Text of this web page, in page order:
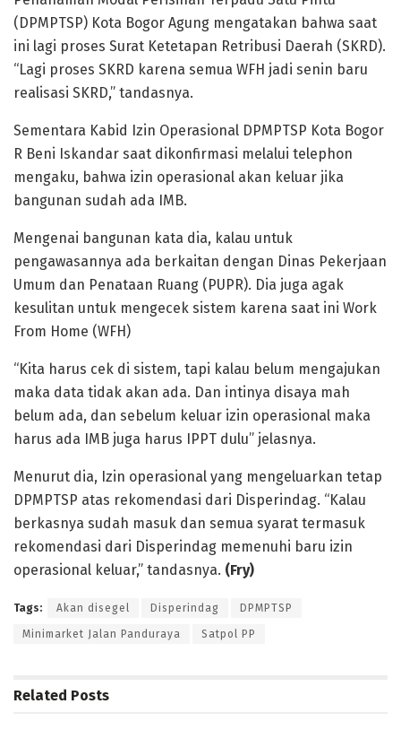
(DPMPTSP) Kota Bogor Agung mengatakan bahwa saat
ini lagi proses Surat Ketetapan Retribusi Daerah (SKRD).
“Lagi proses SKRD karena semua WFH jadi senin baru
realisasi SKRD,” tandasnya.
Sementara Kabid Izin Operasional DPMPTSP Kota Bogor
R Beni Iskandar saat dikonfirmasi melalui telephon
mengaku, bahwa izin operasional akan keluar jika
bangunan sudah ada IMB.
Mengenai bangunan kata dia, kalau untuk
pengawasannya ada berkaitan dengan Dinas Pekerjaan
Umum dan Penataan Ruang (PUPR). Dia juga agak
kesulitan untuk mengecek sistem karena saat ini Work
From Home (WFH)
“Kita harus cek di sistem, tapi kalau belum mengajukan
maka data tidak akan ada. Dan intinya disaya mah
belum ada, dan sebelum keluar izin operasional maka
harus ada IMB juga harus IPPT dulu” jelasnya.
Menurut dia, Izin operasional yang mengeluarkan tetap
DPMPTSP atas rekomendasi dari Disperindag. “Kalau
berkasnya sudah masuk dan semua syarat termasuk
rekomendasi dari Disperindag memenuhi baru izin
operasional keluar,” tandasnya. (Fry)
Tags: Akan disegel Disperindag DPMPTSP
Minimarket Jalan Panduraya Satpol PP
Related Posts